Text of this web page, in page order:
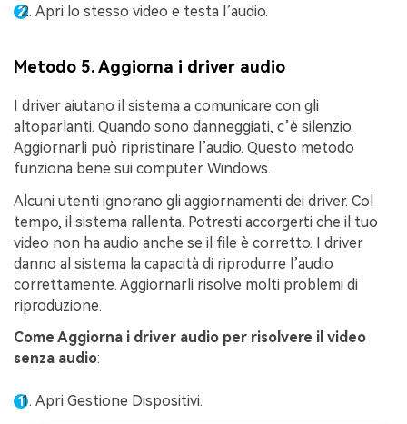
Apri lo stesso video e testa l’audio.
Metodo 5. Aggiorna i driver audio
I driver aiutano il sistema a comunicare con gli
altoparlanti. Quando sono danneggiati, c’è silenzio.
Aggiornarli può ripristinare l’audio. Questo metodo
funziona bene sui computer Windows.
Alcuni utenti ignorano gli aggiornamenti dei driver. Col
tempo, il sistema rallenta. Potresti accorgerti che il tuo
video non ha audio anche se il file è corretto. I driver
danno al sistema la capacità di riprodurre l’audio
correttamente. Aggiornarli risolve molti problemi di
riproduzione.
Come Aggiorna i driver audio per risolvere il video
senza audio:
Apri Gestione Dispositivi.